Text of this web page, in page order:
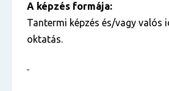
A képzés formája:
Tantermi képzés és/vagy valós
oktatás.